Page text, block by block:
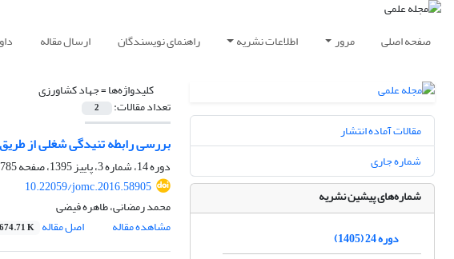
صفحه اصلی مرور اطلاعات نشریه راهنمای نویسندگان ارسال مقاله
کلیدواژه‌ها =جهاد کشاورزی
تعداد مقالات: 2
بررسی رابطه تنیدگی شغلی از
دوره 14، شماره 3، پاییز 1395، صفحه
785-808
10.22059/jomc.2016.58905
محمد رمضانی، طاهره فیضی
مشاهده مقاله
اصل مقاله 674.71 K
مقالات آماده انتشار
شماره جاری
شماره‌های پیشین نشریه
دوره 24 (1405)